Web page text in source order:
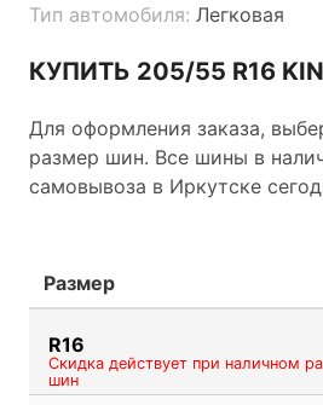
Тип автомобиля: Легковая
КУПИТЬ 205/55 R16
Для оформления заказа,
размер шин. Все шины в
самовывоза в Иркутске
Размер
R16
Скидка действует при наличном
шин